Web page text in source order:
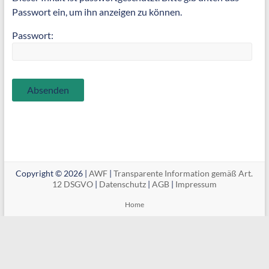
Passwort ein, um ihn anzeigen zu können.
Passwort:
Copyright © 2026 |AWF |Transparente Information gemäß Art.
12 DSGVO| Datenschutz| AGB| Impressum
Home